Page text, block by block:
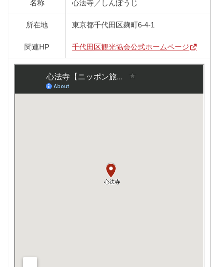
名称 心法寺／しんぽうじ
所在地 東京都千代田区麹町6-4-1
関連HP 千代田区観光協会公式ホームページ